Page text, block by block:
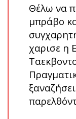
Θέλω να
μπράβο
χαρισε η